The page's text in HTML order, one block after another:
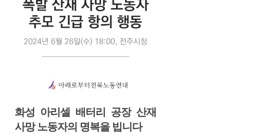
화성 아리셀 배터리 공장 산재
사망 노동자의 명복을 빕니다